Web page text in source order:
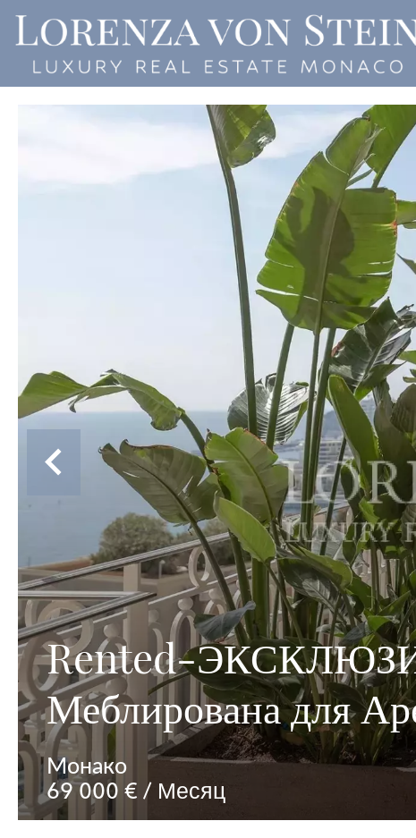
Rented-
Меблирована для
Монако
69 000 € / Месяц